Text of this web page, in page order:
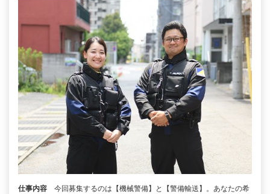
仕事内容
今回募集するのは【機械警備】と【警備輸送】。あなたの希